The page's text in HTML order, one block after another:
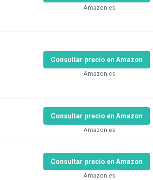
Amazon.es
Consultar precio en Amazon
Amazon.es
Consultar precio en Amazon
Amazon.es
Consultar precio en Amazon
Amazon.es